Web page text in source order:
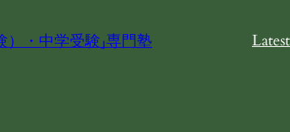
・中学受験」専門塾